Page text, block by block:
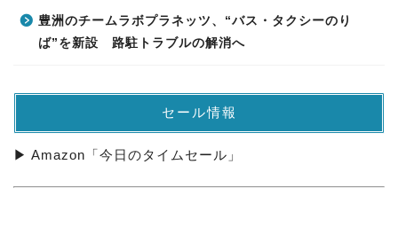
豊洲のチームラボプラネッツ、“バス・タクシーのり
ば”を新設 路駐トラブルの解消へ
セール情報
▶ Amazon「今日のタイムセール」